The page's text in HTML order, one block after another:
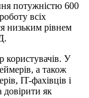
потужністю 600
всіх
низьким рівнем
користувачів. У
а також
IT-фахівців і
як